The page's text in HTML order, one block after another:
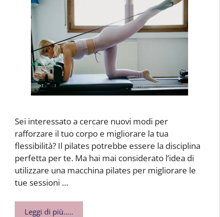
Sei interessato a cercare nuovi modi per
rafforzare il tuo corpo e migliorare la tua
flessibilità? Il pilates potrebbe essere la disciplina
perfetta per te. Ma hai mai considerato l’idea di
utilizzare una macchina pilates per migliorare le
tue sessioni …
Leggi di più…..